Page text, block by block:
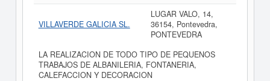
VILLAVERDE GALICIA SL.
LUGAR VALO, 14,
36154, Pontevedra,
PONTEVEDRA
LA REALIZACION DE TODO TIPO DE PEQUENOS
TRABAJOS DE ALBANILERIA, FONTANERIA,
CALEFACCION Y DECORACION